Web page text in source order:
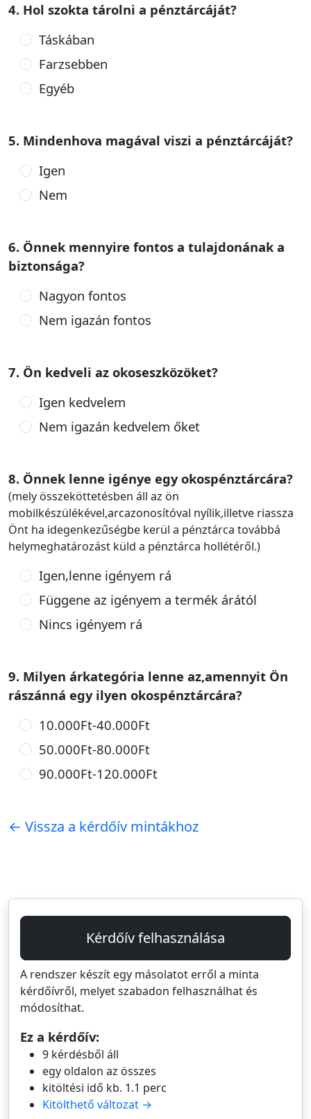
4. Hol szokta tárolni a pénztárcáját?
Táskában
Farzsebben
Egyéb
5. Mindenhova magával viszi a pénztárcáját?
Igen
Nem
6. Önnek mennyire fontos a tulajdonának a
biztonsága?
Nagyon fontos
Nem igazán fontos
7. Ön kedveli az okoseszközöket?
Igen kedvelem
Nem igazán kedvelem őket
8. Önnek lenne igénye egy okospénztárcára?
(mely összeköttetésben áll az ön
mobilkészülékével,arcazonosítóval nyílik,illetve riassza
Önt ha idegenkezűségbe kerül a pénztárca továbbá
helymeghatározást küld a pénztárca hollétéről.)
Igen,lenne igényem rá
Függene az igényem a termék árától
Nincs igényem rá
9. Milyen árkategória lenne az,amennyit Ön
rászánná egy ilyen okospénztárcára?
10.000Ft-40.000Ft
50.000Ft-80.000Ft
90.000Ft-120.000Ft
← Vissza a kérdőív mintákhoz
Kérdőív felhasználása
A rendszer készít egy másolatot erről a minta
kérdőívről, melyet szabadon felhasználhat és
módosíthat.
Ez a kérdőív:
9 kérdésből áll
egy oldalon az összes
kitöltési idő kb. 1.1 perc
Kitölthető változat →